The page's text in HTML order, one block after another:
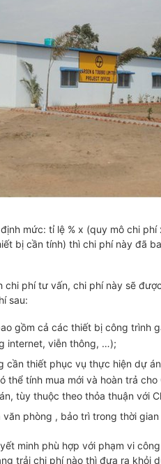
mức: tỉ lệ % x (quy mô chi
bị cần tính) thì chi phí này đã
phí tư vấn, chi phí này sẽ
sau:
gồm cả các thiết bị công trình
internet, viễn thông, …);
cần thiết phục vụ thực hiện dự
thể tính mua mới và hoàn trả
tùy thuộc theo thỏa thuận với
phòng , bảo trì trong thời
minh phù hợp với phạm vi
trải chi phí nào thì đưa ra khỏi